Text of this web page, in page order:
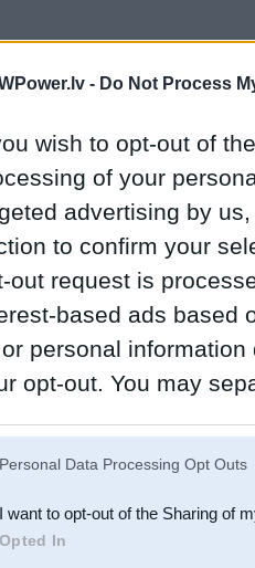
- Do Not Process
wish to opt-out of
of your
advertising by
to confirm your
out request is
based ads based
personal
opt-out. You may
Participants
parties.
Personal Data Processing Opt Outs
I want to opt-out of the Sharing of
Opted In